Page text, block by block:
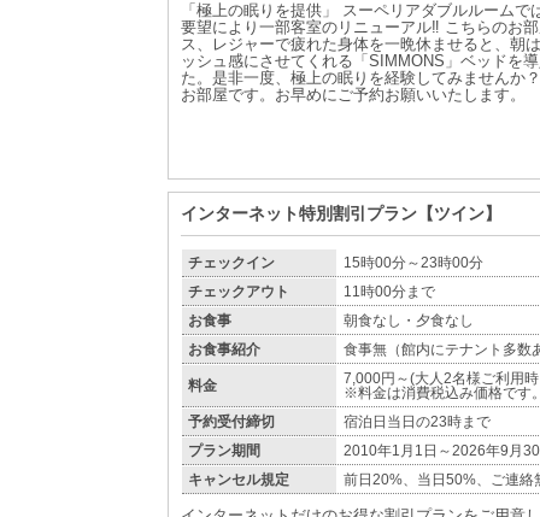
「極上の眠りを提供」 スーペリアダブルルームで
要望により一部客室のリニューアル‼ こちらのお
ス、レジャーで疲れた身体を一晩休ませると、朝
ッシュ感にさせてくれる「SIMMONS」ベッドを
た。是非一度、極上の眠りを経験してみませんか
お部屋です。お早めにご予約お願いいたします。
インターネット特別割引プラン【ツイン】
チェックイン
15時00分～23時00分
チェックアウト
11時00分まで
お食事
朝食なし・夕食なし
お食事紹介
食事無（館内にテナント多数
料金
7,000円～(大人2名様ご利用
※料金は消費税込み価格です
予約受付締切
宿泊日当日の23時まで
プラン期間
2010年1月1日～2026年9月
キャンセル規定
前日20%、当日50%、ご連絡